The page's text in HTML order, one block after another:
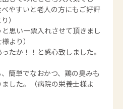
やすいと老人の方にもご好評
）
思い一票入れさせて頂きまし
より）
たか！！と感心致しました。
簡単でなおかつ、鶏の臭みも
した。（病院の栄養士様よ